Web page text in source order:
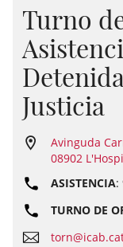
Turno
Justicia
Avinguda
08902
ASISTENCIA:
TURNO DE